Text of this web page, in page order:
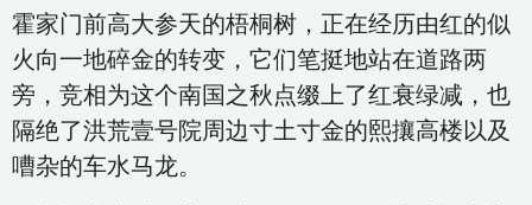
霍家门前高大参天的梧桐树，正在经历由红的似
火向一地碎金的转变，它们笔挺地站在道路两
旁，竞相为这个南国之秋点缀上了红衰绿减，也
隔绝了洪荒壹号院周边寸土寸金的熙攘高楼以及
嘈杂的车水马龙。